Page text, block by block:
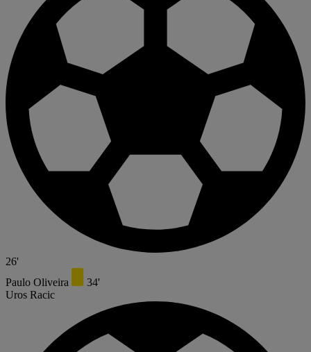
26'
Paulo Oliveira
34'
Uros Racic